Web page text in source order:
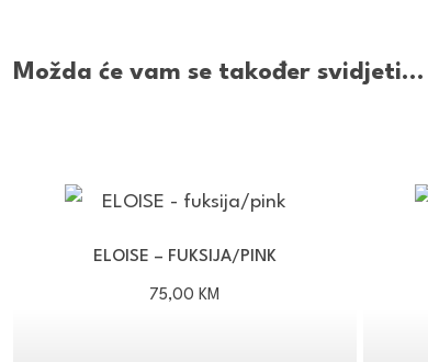
Možda će vam se također svidjeti…
ELOISE – FUKSIJA/PINK
75,00 KM